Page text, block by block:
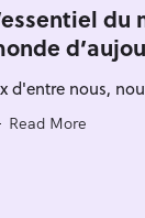
du
d'entre nous,
Read More